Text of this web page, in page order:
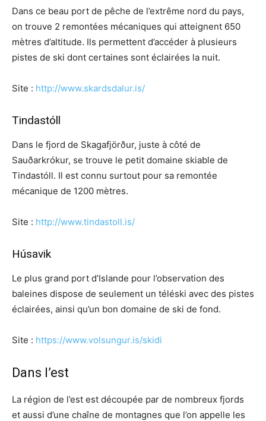
Dans ce beau port de pêche de l’extrême nord du pays,
on trouve 2 remontées mécaniques qui atteignent 650
mètres d’altitude. Ils permettent d’accéder à plusieurs
pistes de ski dont certaines sont éclairées la nuit.
Site : http://www.skardsdalur.is/
Tindastóll
Dans le fjord de Skagafjörður, juste à côté de
Sauðarkrókur, se trouve le petit domaine skiable de
Tindastóll. Il est connu surtout pour sa remontée
mécanique de 1200 mètres.
Site : http://www.tindastoll.is/
Húsavik
Le plus grand port d’Islande pour l’observation des
baleines dispose de seulement un téléski avec des pistes
éclairées, ainsi qu’un bon domaine de ski de fond.
Site : https://www.volsungur.is/skidi
Dans l’est
La région de l’est est découpée par de nombreux fjords
et aussi d’une chaîne de montagnes que l’on appelle les